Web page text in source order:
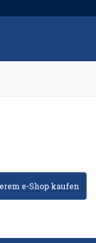
e-Shop kaufen